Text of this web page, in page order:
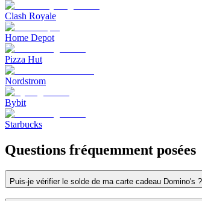
Clash Royale
Home Depot
Pizza Hut
Nordstrom
Bybit
Starbucks
Questions fréquemment posées
Puis-je vérifier le solde de ma carte cadeau Domino's ?